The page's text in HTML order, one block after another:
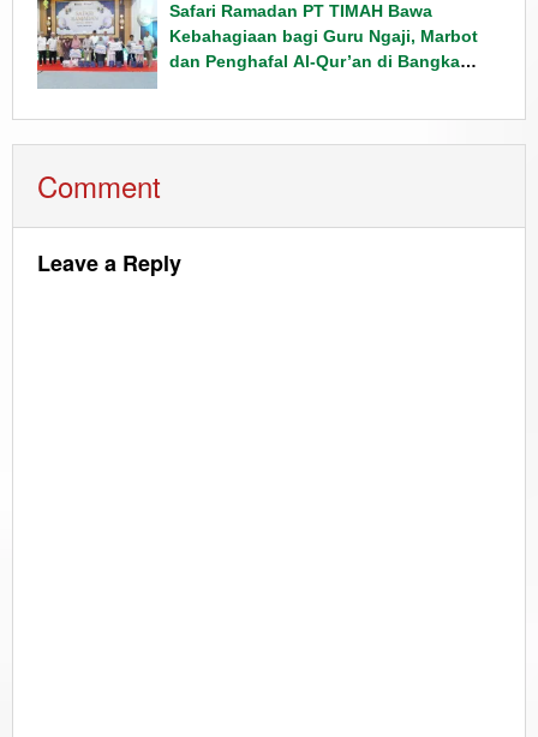
Safari Ramadan PT TIMAH Bawa
Kebahagiaan bagi Guru Ngaji, Marbot
dan Penghafal Al-Qur’an di Bangka
Comment
Leave a Reply